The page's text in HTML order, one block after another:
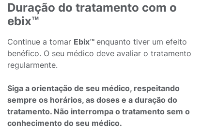
Duração do tratamento com o
ebix™
Continue a tomar Ebix™ enquanto tiver um efeito
benéfico. O seu médico deve avaliar o tratamento
regularmente.
Siga a orientação de seu médico, respeitando
sempre os horários, as doses e a duração do
tratamento. Não interrompa o tratamento sem o
conhecimento do seu médico.